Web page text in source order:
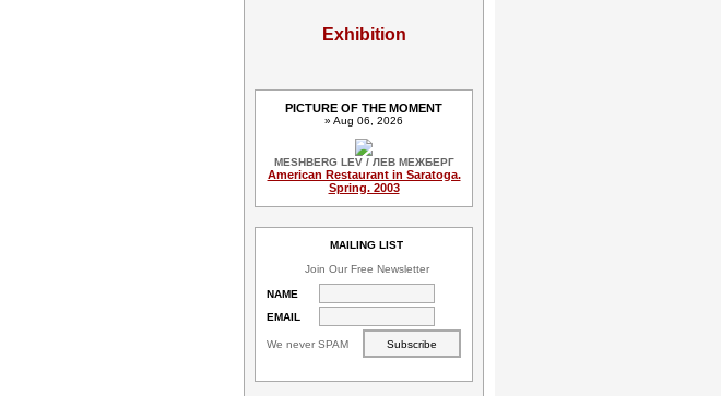
Exhibition
PICTURE OF THE MOMENT
» Aug 06, 2026
MESHBERG LEV / ЛЕВ МЕЖБЕРГ
American Restaurant in Saratoga.
Spring. 2003
MAILING LIST
Join Our Free Newsletter
NAME
EMAIL
We never SPAM